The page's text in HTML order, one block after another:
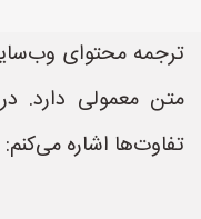
ترجمه محتوای
متن معمولی دارد.
تفاوت‌ها اشاره می‌کنم: